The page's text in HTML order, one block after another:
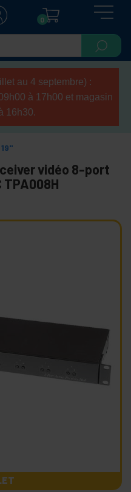
0
au 4 septembre) :
à 17h00 et magasin
16h30.
vidéo 8-port